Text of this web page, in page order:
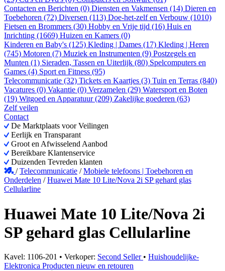
Contacten en Berichten (0) Diensten en Vakmensen (14) Dieren en
Toebehoren (72) Diversen (113) Doe-het-zelf en Verbouw (1010)
Fietsen en Brommers (30) Hobby en Vrije tijd (16) Huis en
Inrichting (1669) Huizen en Kamers (0)
Kinderen en Baby's (125) Kleding | Dames (17) Kleding | Heren
(745) Motoren (7) Muziek en Instrumenten (9) Postzegels en
Munten (1) Sieraden, Tassen en Uiterlijk (80) Spelcomputers en
Games (4) Sport en Fitness (95)
Telecommunicatie (32) Tickets en Kaartjes (3) Tuin en Terras (840)
Vacatures (0) Vakantie (0) Verzamelen (29) Watersport en Boten
(19) Witgoed en Apparatuur (209) Zakelijke goederen (63)
Zelf veilen
Contact
De Marktplaats voor Veilingen
Eerlijk en Transparant
Groot en Afwisselend Aanbod
Bereikbare Klantenservice
Duizenden Tevreden klanten
/Telecommunicatie /Mobiele telefoons | Toebehoren en
Onderdelen /Huawei Mate 10 Lite/Nova 2i SP gehard glas
Cellularline
Huawei Mate 10 Lite/Nova 2i
SP gehard glas Cellularline
Kavel: 1106-201 • Verkoper: Second Seller • Huishoudelijke-
Elektronica Producten nieuw en retouren